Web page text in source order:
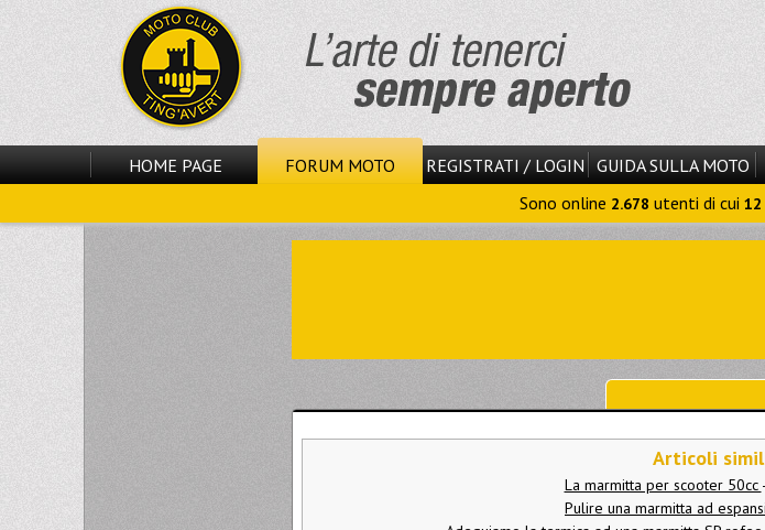
HOME PAGE FORUM MOTO REGISTRATI / LOGIN GUIDA SULLA MOTO
Sono online 2.678 utenti di cui 12
Articoli
La marmitta per scooter 50cc -
Pulire una marmitta ad